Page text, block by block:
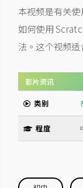
本视频是有关
如何使用
法。这个视频
影片资讯
类别
程度